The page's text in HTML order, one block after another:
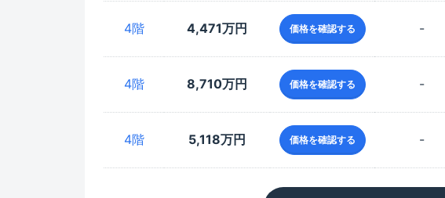
4階 4,471万円 価格を確認する -
4階 8,710万円 価格を確認する -
4階 5,118万円 価格を確認する -